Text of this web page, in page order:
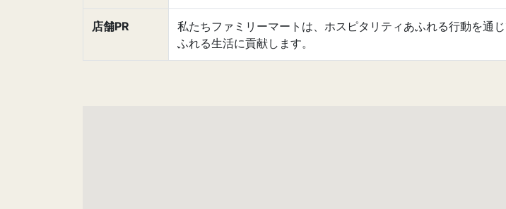
店舗PR
私たちファミリーマートは、ホスピタリティあふれる行動を通
ふれる生活に貢献します。